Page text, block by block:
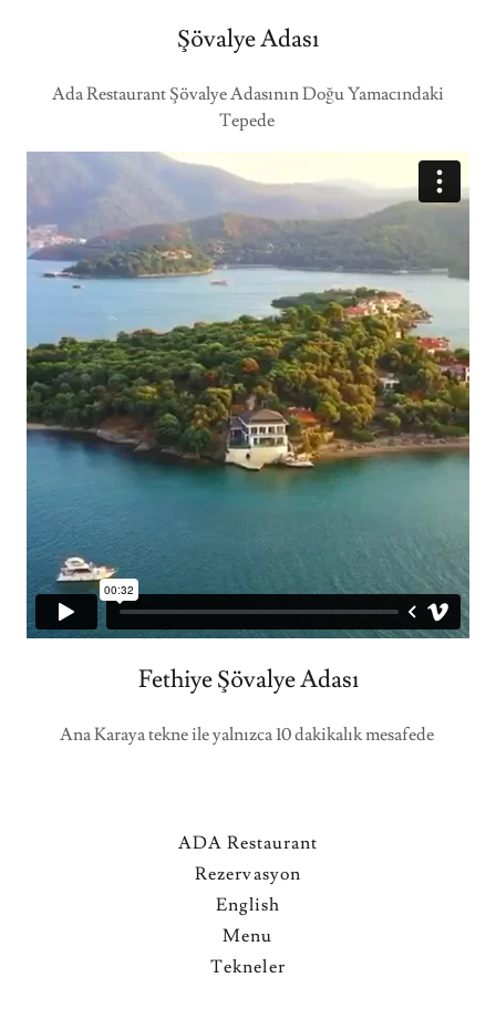
Şövalye Adası
Ada Restaurant Şövalye Adasının Doğu Yamacındaki
Tepede
Fethiye Şövalye Adası
Ana Karaya tekne ile yalnızca 10 dakikalık mesafede
ADA Restaurant
Rezervasyon
English
Menu
Tekneler